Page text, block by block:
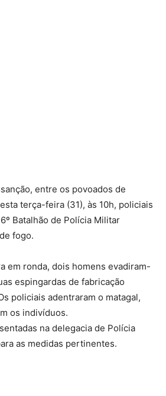
entre os povoados de
terça-feira (31), às 10h, policiais
Batalhão de Polícia Militar
fogo.
em ronda, dois homens evadiram-
espingardas de fabricação
policiais adentraram o matagal,
os indivíduos.
na delegacia de Polícia
as medidas pertinentes.